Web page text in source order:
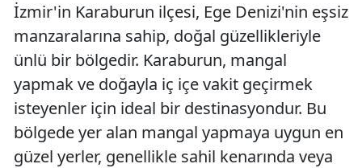
İzmir'in Karaburun ilçesi, Ege Denizi'nin eşsiz
manzaralarına sahip, doğal güzellikleriyle
ünlü bir bölgedir. Karaburun, mangal
yapmak ve doğayla iç içe vakit geçirmek
isteyenler için ideal bir destinasyondur. Bu
bölgede yer alan mangal yapmaya uygun en
güzel yerler, genellikle sahil kenarında veya